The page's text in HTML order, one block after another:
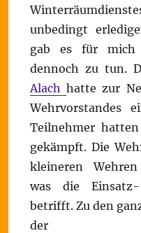
unbedingt
gab es für mich
dennoch zu tun.
Alachhatte zur
Wehrvorstandes
Teilnehmer
gekämpft. Die
kleineren
was die
betrifft.Zu den
der